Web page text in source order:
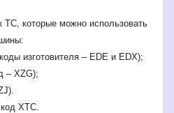
которые можно использовать
изготовителя – EDE и EDX);
– XZG);
XTC.